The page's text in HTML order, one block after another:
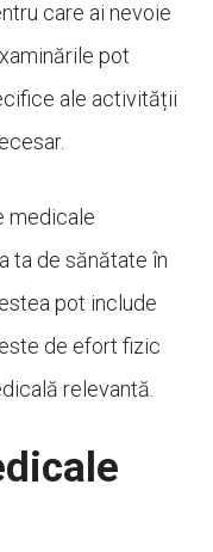
care ai nevoie
pot
ale activității
medicale
ta de sănătate în
pot include
de efort fizic
relevantă.